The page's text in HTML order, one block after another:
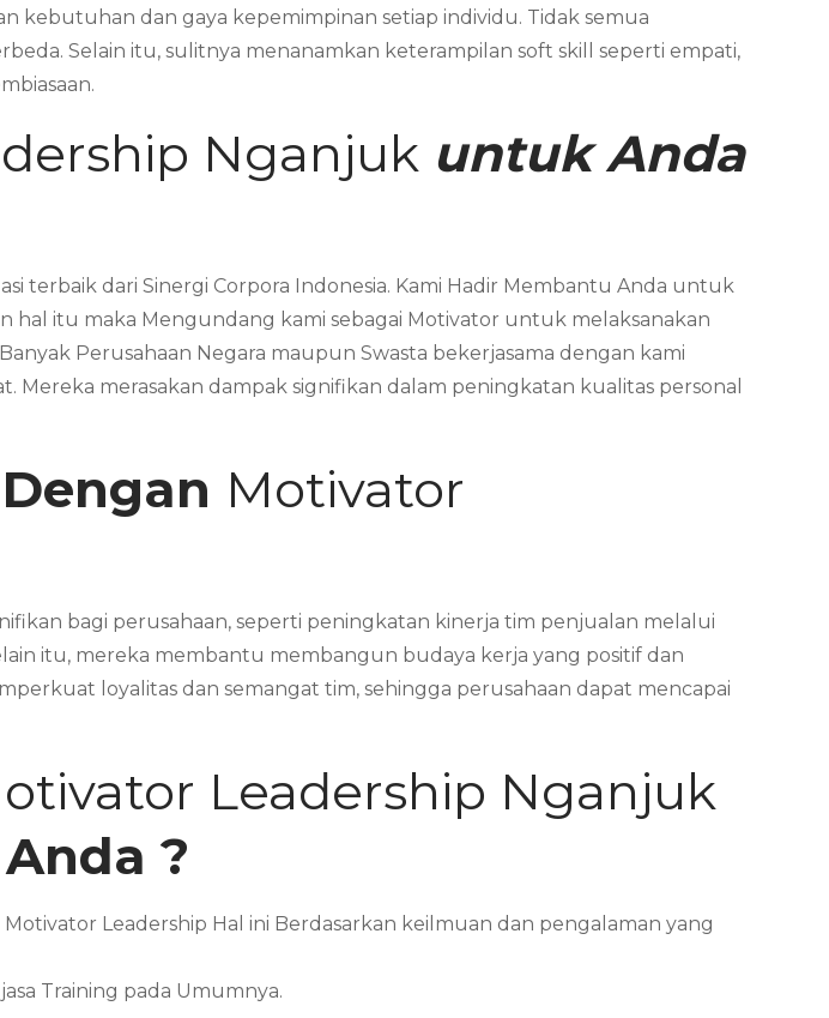
kebutuhan dan gaya kepemimpinan setiap individu. Tidak semua
Selain itu, sulitnya menanamkan keterampilan soft skill seperti empati,
Nganjuk untuk Anda
terbaik dari Sinergi Corpora Indonesia. Kami Hadir Membantu Anda untuk
hal itu maka Mengundang kami sebagai Motivator untuk melaksanakan
Perusahaan Negara maupun Swasta bekerjasama dengan kami
merasakan dampak signifikan dalam peningkatan kualitas personal
Motivator
bagi perusahaan, seperti peningkatan kinerja tim penjualan melalui
itu, mereka membantu membangun budaya kerja yang positif dan
loyalitas dan semangat tim, sehingga perusahaan dapat mencapai
Leadership Nganjuk
?
Leadership Hal ini Berdasarkan keilmuan dan pengalaman yang
Training pada Umumnya.